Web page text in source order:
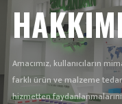
Amacımız, kullanıcıların
farklı ürün ve malzeme
hizmetten